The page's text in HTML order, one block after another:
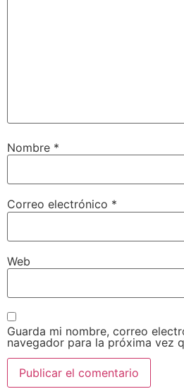
Nombre *
Correo electrónico *
Web
Guarda mi nombre, correo
navegador para la próxima vez